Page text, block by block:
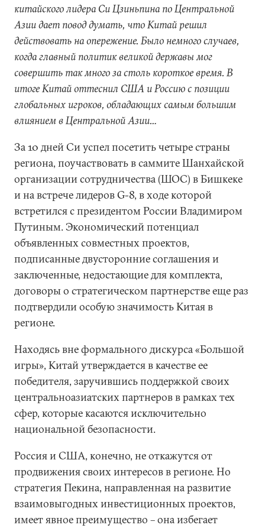
китайского лидера Си Цзиньпина по Центральной
Азии дает повод думать, что Китай решил
действовать на опережение. Было немного случаев,
когда главный политик великой державы мог
совершить так много за столь короткое время. В
итоге Китай оттеснил США и Россию с позиции
глобальных игроков, обладающих самым большим
влиянием в Центральной Азии…
За 10 дней Си успел посетить четыре страны
региона, поучаствовать в саммите Шанхайской
организации сотрудничества (ШОС) в Бишкеке
и на встрече лидеров G-8, в ходе которой
встретился с президентом России Владимиром
Путиным. Экономический потенциал
объявленных совместных проектов,
подписанные двусторонние соглашения и
заключенные, недостающие для комплекта,
договоры о стратегическом партнерстве еще раз
подтвердили особую значимость Китая в
регионе.
Находясь вне формального дискурса «Большой
игры», Китай утверждается в качестве ее
победителя, заручившись поддержкой своих
центральноазиатских партнеров в рамках тех
сфер, которые касаются исключительно
национальной безопасности.
Россия и США, конечно, не откажутся от
продвижения своих интересов в регионе. Но
стратегия Пекина, направленная на развитие
взаимовыгодных инвестиционных проектов,
имеет явное преимущество – она избегает